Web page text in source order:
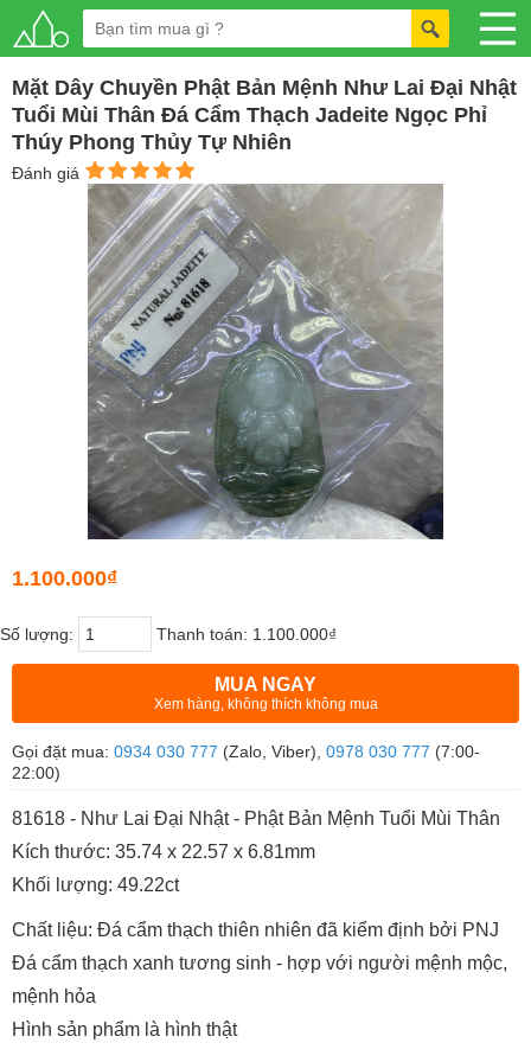
Mặt Dây Chuyền Phật Bản Mệnh Như Lai Đại Nhật
Tuổi Mùi Thân Đá Cẩm Thạch Jadeite Ngọc Phỉ
Thúy Phong Thủy Tự Nhiên
Đánh giá
1.100.000₫
Số lượng: Thanh toán: 1.100.000₫
MUA NGAY
Xem hàng, không thích không mua
Gọi đặt mua: 0934 030 777 (Zalo, Viber), 0978 030 777 (7:00-
22:00)
81618 - Như Lai Đại Nhật - Phật Bản Mệnh Tuổi Mùi Thân
Kích thước: 35.74 x 22.57 x 6.81mm
Khối lượng: 49.22ct
Chất liệu: Đá cẩm thạch thiên nhiên đã kiểm định bởi PNJ
Đá cẩm thạch xanh tương sinh - hợp với người mệnh mộc,
mệnh hỏa
Hình sản phẩm là hình thật